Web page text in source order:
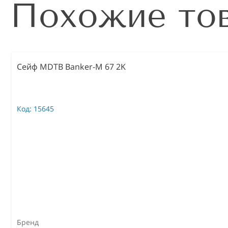
Похожие
Сейф MDTB Banker-M 67 2K
Код: 15645
Бренд